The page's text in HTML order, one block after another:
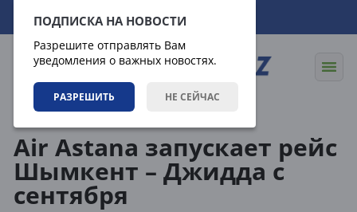
ПОДПИСКА НА НОВОСТИ
Разрешите отправлять Вам
уведомления о важных новостях.
РАЗРЕШИТЬ НЕ СЕЙЧАС
09.08.2026 11:26:33
Air Astana запускает рейс
Шымкент – Джидда с
сентября